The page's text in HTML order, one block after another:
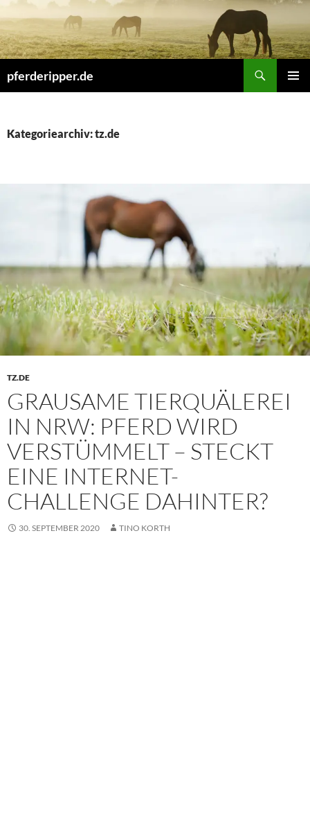
Inhalt
springen
pferderipper.de
Kategoriearchiv: tz.de
TZ.DE
GRAUSAME TIERQUÄLEREI
IN NRW: PFERD WIRD
VERSTÜMMELT – STECKT
EINE INTERNET-
CHALLENGE DAHINTER?
30. SEPTEMBER 2020 TINO KORTH